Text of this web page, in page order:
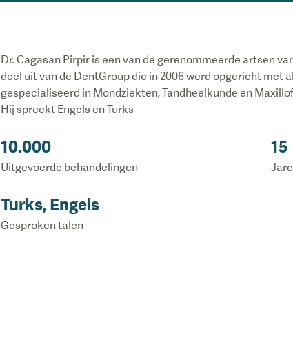
Dr. Cagasan Pirpir is een van de gerenommeerde artsen
deel uit van de DentGroup die in 2006 werd opgericht met
gespecialiseerd in Mondziekten, Tandheelkunde en
Hij spreekt Engels en Turks
10.000
Uitgevoerde behandelingen
15
Turks, Engels
Gesproken talen